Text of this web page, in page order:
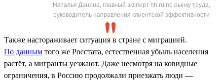
Наталья Данина, главный эксперт hh.ru по рынку труда,
руководитель направления клиентской эффективности
Также настораживает ситуация в стране с миграцией.
По данным того же Росстата, естественная убыль населения
растёт, а мигранты уезжают. Даже несмотря на ковидные
ограничения, в Россию продолжали приезжать люди —